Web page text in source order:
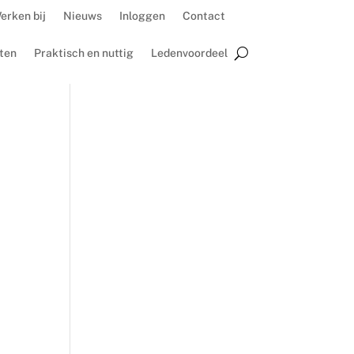
bij Nieuws Inloggen Contact
Praktisch en nuttig Ledenvoordeel